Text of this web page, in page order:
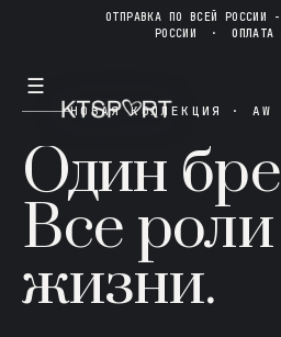
ОТПРАВКА ПО ВСЕЙ РОССИИ
РОССИИ ·ОПЛАТА
☰
НОВАЯ КОЛЛЕКЦИЯ · AW
Один
Все
жизни.